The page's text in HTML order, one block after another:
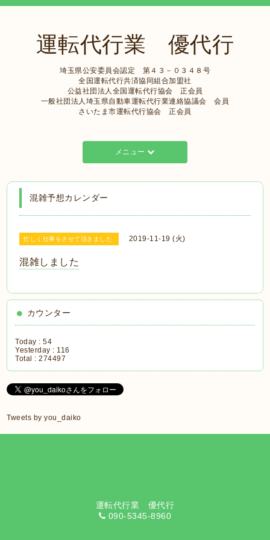
運転代行業 優代行
埼玉県公安委員会認定 第４３－０３４８号
全国運転代行共済協同組合加盟社
公益社団法人全国運転代行協会 正会員
一般社団法人埼玉県自動車運転代行業連絡協議会 会員
さいたま市運転代行協会 正会員
メニュー
混雑予想カレンダー
忙しく仕事をさせて頂きました 2019-11-19 (火)
混雑しました
カウンター
Today :54
Yesterday : 116
Total :274497
Tweets by you_daiko
運転代行業 優代行
090-5345-8960